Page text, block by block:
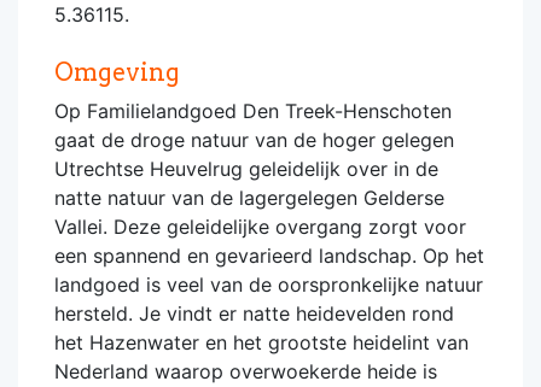
5.36115.
Omgeving
Op Familielandgoed Den Treek-Henschoten
gaat de droge natuur van de hoger gelegen
Utrechtse Heuvelrug geleidelijk over in de
natte natuur van de lagergelegen Gelderse
Vallei. Deze geleidelijke overgang zorgt voor
een spannend en gevarieerd landschap. Op het
landgoed is veel van de oorspronkelijke natuur
hersteld. Je vindt er natte heidevelden rond
het Hazenwater en het grootste heidelint van
Nederland waarop overwoekerde heide is